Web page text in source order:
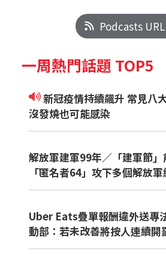
Podcasts
一周熱門話題 TOP5
新冠疫情持續飆升 常見八大症狀
沒發燒也可能感染
解放軍建軍99年／「建軍節」
「匿名者64」攻下多個解放
Uber Eats疊單報酬違外送專
動部：若未改善將按人連續開